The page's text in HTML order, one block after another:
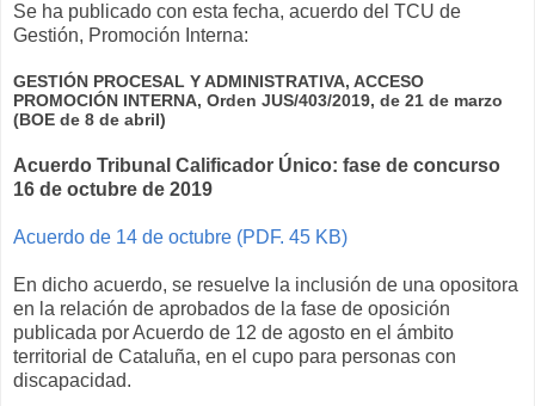
Se ha publicado con esta fecha, acuerdo del TCU de
Gestión, Promoción Interna:
GESTIÓN PROCESAL Y ADMINISTRATIVA, ACCESO
PROMOCIÓN INTERNA, Orden JUS/403/2019, de 21 de marzo
(BOE de 8 de abril)
Acuerdo Tribunal Calificador Único: fase de concurso
16 de octubre de 2019
Acuerdo de 14 de octubre (PDF. 45 KB)
En dicho acuerdo, se resuelve la inclusión de una opositora
en la relación de aprobados de la fase de oposición
publicada por Acuerdo de 12 de agosto en el ámbito
territorial de Cataluña, en el cupo para personas con
discapacidad.